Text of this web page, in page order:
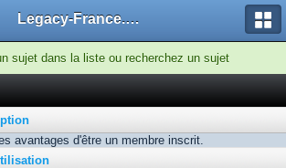
Legacy-France.org - Forum
sujet dans la liste ou recherchez un sujet
avantages d'être un membre inscrit.